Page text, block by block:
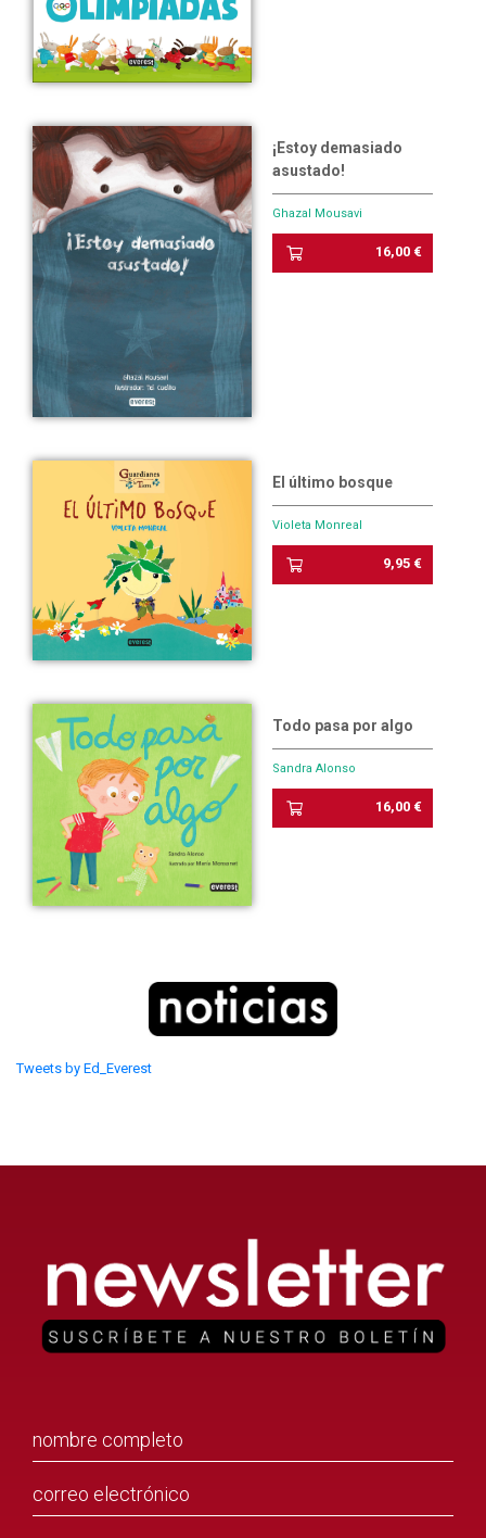
¡Estoy demasiado
asustado!
Ghazal Mousavi
16,00 €
El último bosque
Violeta Monreal
9,95 €
Todo pasa por algo
Sandra Alonso
16,00 €
Tweets by Ed_Everest